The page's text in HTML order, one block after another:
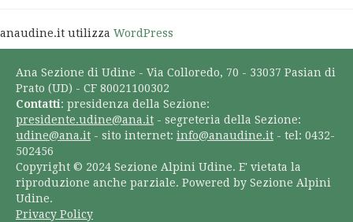
anaudine.it utilizza WordPress
Ana Sezione di Udine - Via Colloredo, 70 - 33037 Pasian di
Prato (UD) - CF 80021100302
Contatti: presidenza della Sezione:
presidente.udine@ana.it - segreteria della Sezione:
udine@ana.it - sito internet: info@anaudine.it - tel: 0432-
502456
Copyright © 2024 Sezione Alpini Udine. E' vietata la
riproduzione anche parziale. Powered by Sezione Alpini
Udine.
Privacy Policy